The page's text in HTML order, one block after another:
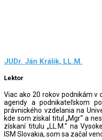
JUDr. Ján Králik, LL.M.
Lektor
Viac ako 20 rokov podnikám v
agendy a podnikateľskom
právnického vzdelania na
kde som získal titul „Mgr“ a
získaní titulu „LL.M.“ na
ISM Slovakia, som sa začal